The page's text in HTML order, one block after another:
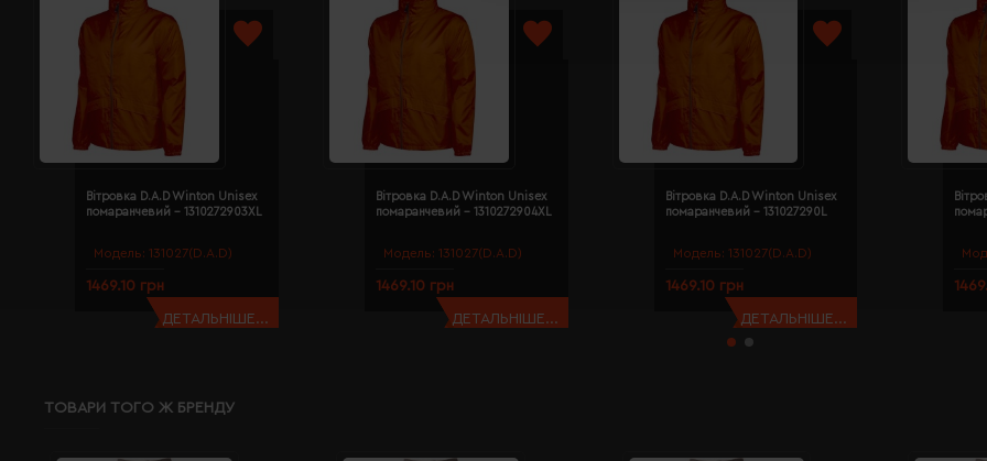
Модель: 131027(D.A.D)
Вітровка D.A.D Winton Unisex
помаранчевий - 1310272903XL
1469.10 грн
ДЕТАЛЬНІШЕ...
Модель: 131027(D.A.D)
Вітровка D.A.D Winton Unisex
помаранчевий - 1310272904XL
1469.10 грн
ДЕТАЛЬНІШЕ...
Модель: 131027(D.A.D)
Вітровка D.A.D Winton Unisex
помаранчевий - 131027290L
1469.10 грн
ДЕТАЛЬНІШЕ...
ТОВАРИ ТОГО Ж БРЕНДУ